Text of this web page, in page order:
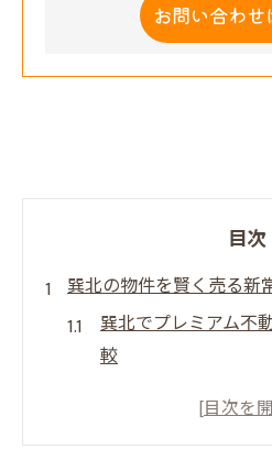
お問い合わせ
目次
巽北の物件を賢く売る新
巽北でプレミアム不
較
プレミアム不動産売